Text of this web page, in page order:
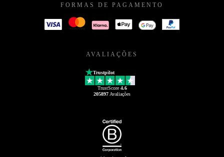
FORMAS DE PAGAMENTO
AVALIAÇÕES
Trustpilot
TrustScore 4.6
205897 Avaliações